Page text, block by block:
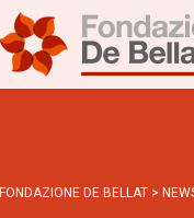
FONDAZIONE DE BELLAT >